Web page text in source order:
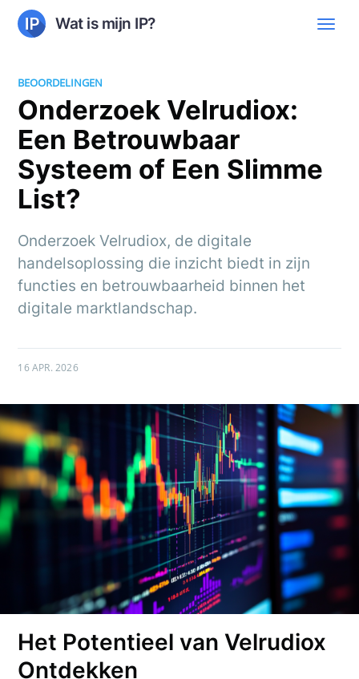
Wat is mijn IP?
BEOORDELINGEN
Onderzoek Velrudiox:
Een Betrouwbaar
Systeem of Een Slimme
List?
Onderzoek Velrudiox, de digitale
handelsoplossing die inzicht biedt in zijn
functies en betrouwbaarheid binnen het
digitale marktlandschap.
16 APR. 2026
Het Potentieel van Velrudiox
Ontdekken